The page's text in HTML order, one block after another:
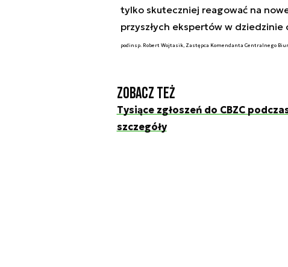
tylko skuteczniej reagować na
przyszłych ekspertów w
podinsp. Robert Wojtasik, Zastępca Komendanta Centralnego
Zobacz też
Tysiące zgłoszeń do CBZC
szczegóły